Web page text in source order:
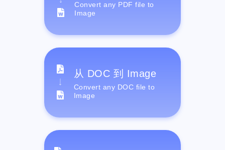
Convert any PDF file to
Image
从 DOC 到 Image
Convert any DOC file to
Image